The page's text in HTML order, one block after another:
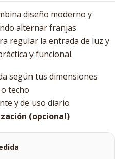
diseño moderno y
alternar franjas
regular la entrada de luz y
y funcional.
según tus dimensiones
techo
y de uso diario
(opcional)